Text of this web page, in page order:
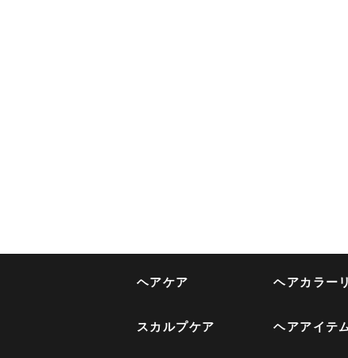
ヘアケア ヘアカラー
スカルプケア ヘアアイテ